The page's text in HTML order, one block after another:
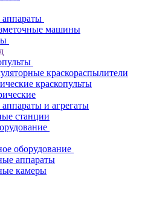
машины
краскораспылители
краскопульты
и агрегаты
станции
оборудование
аппараты
камеры